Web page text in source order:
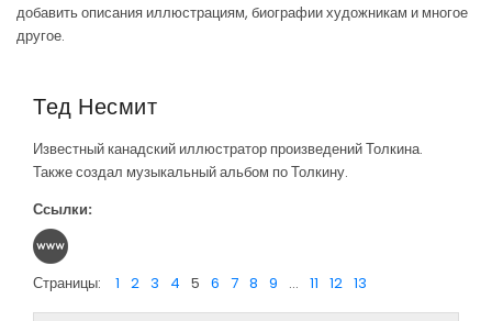
добавить описания иллюстрациям, биографии художникам и многое
другое.
Тед Несмит
Известный канадский иллюстратор произведений Толкина.
Также создал музыкальный альбом по Толкину.
Ссылки:
Страницы: 1 2 3 4 5 6 7 8 9 ... 11 12 13